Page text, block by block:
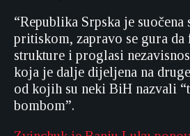
“Republika Srpska je suočena
pritiskom, zapravo se gura
strukture i proglasi
koja je dalje dijeljena na
od kojih su neki BiH nazvali
bombom”.